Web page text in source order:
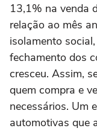
13,1% na venda
relação ao mês
isolamento
fechamento dos
cresceu. Assim,
quem compra e
necessários. Um
automotivas que